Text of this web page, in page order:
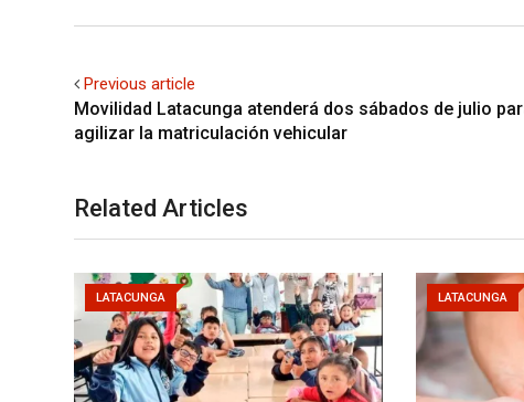
Previous article
Movilidad Latacunga atenderá dos sábados de julio
agilizar la matriculación vehicular
Related Articles
LATACUNGA LATACUNGA